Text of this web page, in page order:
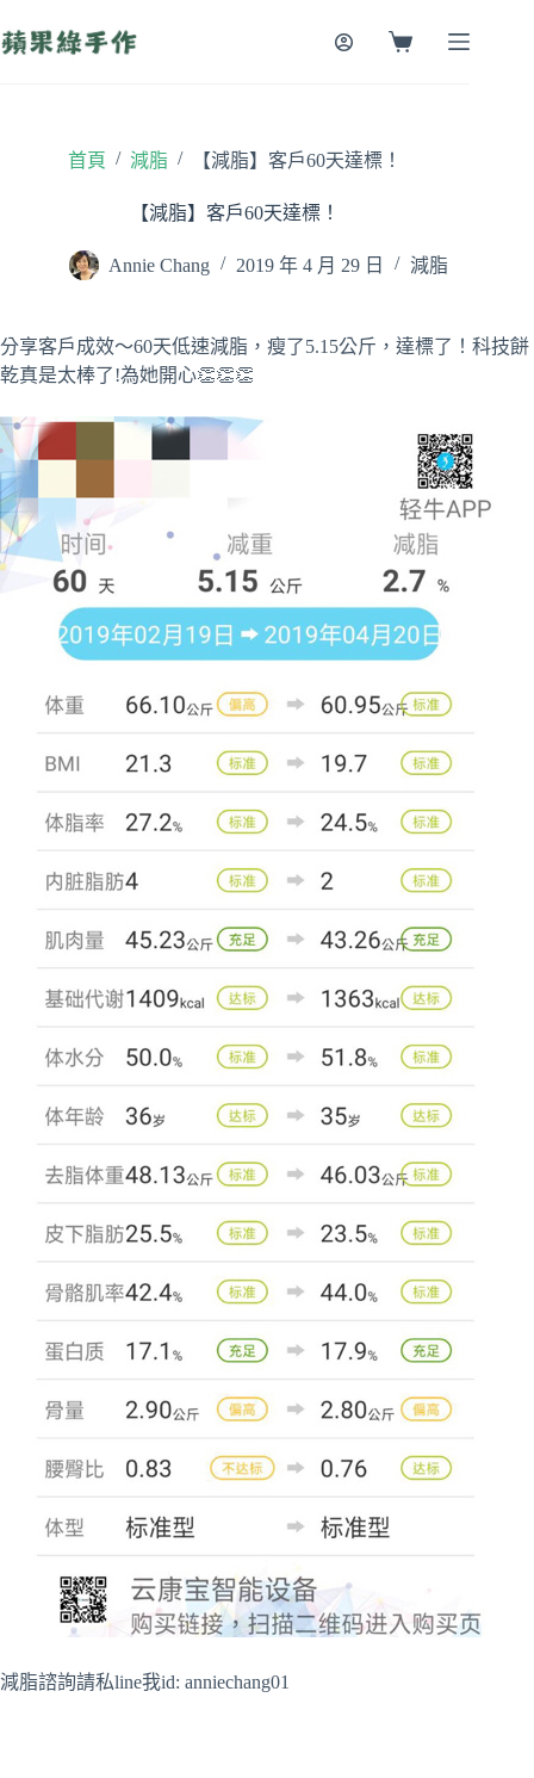
至
購
首頁 / 減脂 / 【減脂】客戶60天達標！
【減脂】客戶60天達標！
Annie Chang 2019 年 4 月 29 日 減脂
分享客戶成效～60天低速減脂，瘦了5.15公斤，達標了！科技餅
乾真是太棒了!為她開心👏👏👏
減脂諮詢請私line我id: anniechang01